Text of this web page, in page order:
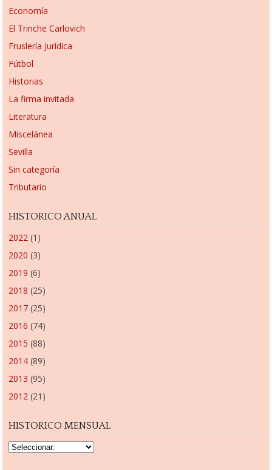
Economía
El Trinche Carlovich
Fruslería Jurídica
Fútbol
Historias
La firma invitada
Literatura
Miscelánea
Sevilla
Sin categoría
Tributario
HISTORICO ANUAL
2022 (1)
2020 (3)
2019 (6)
2018 (25)
2017 (25)
2016 (74)
2015 (88)
2014 (89)
2013 (95)
2012 (21)
HISTORICO MENSUAL